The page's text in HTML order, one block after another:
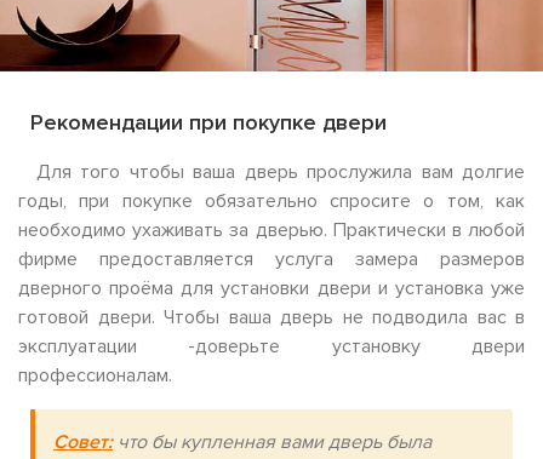
Рекомендации при покупке двери
Для того чтобы ваша дверь прослужила вам долгие
годы, при покупке обязательно спросите о том, как
необходимо ухаживать за дверью. Практически в любой
фирме предоставляется услуга замера размеров
дверного проёма для установки двери и установка уже
готовой двери. Чтобы ваша дверь не подводила вас в
эксплуатации -доверьте установку двери
профессионалам.
Совет:что бы купленная вами дверь была